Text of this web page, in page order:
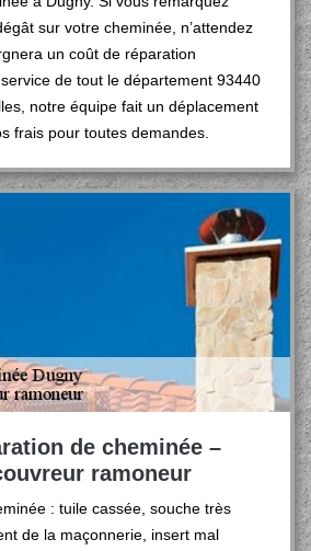
sur votre cheminée, n’attendez
un coût de réparation
de tout le département 93440
notre équipe fait un déplacement
frais pour toutes demandes.
de cheminée –
ramoneur
: tuile cassée, souche très
de la maçonnerie, insert mal